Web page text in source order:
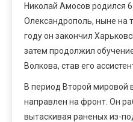
Николай Амосов родился
Олександрополь, ныне на
году он закончил
затем продолжил
Волкова, став его
В период Второй мировой
направлен на фронт. Он
вытаскивая раненых из-